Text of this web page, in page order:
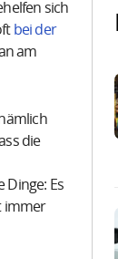
sich
bei der
am
die
Dinge: Es
immer